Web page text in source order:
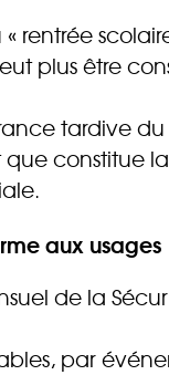
rentrée
plus être
tardive
constitue
aux usages
de la
par